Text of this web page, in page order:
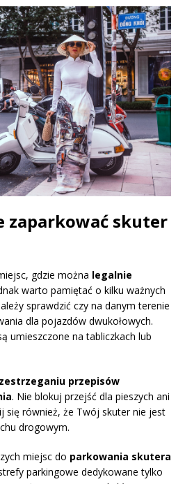
zaparkować skuter
gdzie można legalnie
warto pamiętać o kilku ważnych
sprawdzić czy na danym terenie
dla pojazdów dwukołowych.
umieszczone na tabliczkach lub
przepisów
. Nie blokuj przejść dla pieszych ani
się również, że Twój skuter nie jest
drogowym.
miejsc do parkowania skutera
parkingowe dedykowane tylko